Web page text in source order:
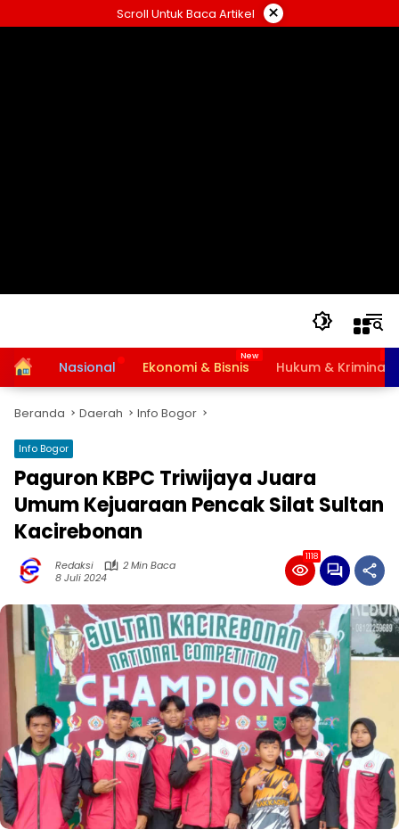
ke
Scroll Untuk Baca Artikel ×
HomeNasional Ekonomi & Bisnis Hukum & Kriminal
Beranda Daerah Info Bogor
Info Bogor
Paguron KBPC Triwijaya Juara
Umum Kejuaraan Pencak Silat Sultan
Kacirebonan
Redaksi
2 Min Baca
8 Juli 2024
1118